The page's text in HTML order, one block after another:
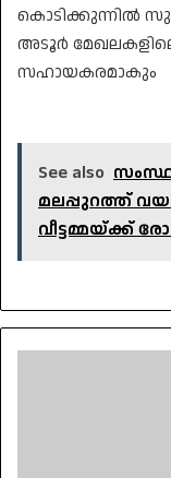
കൊടിക്കുന്നിൽ
അടൂർ
സഹായകരമാകും
See also
മലപ്പുറത്ത്
വീട്ടമ്മയ്ക്ക്